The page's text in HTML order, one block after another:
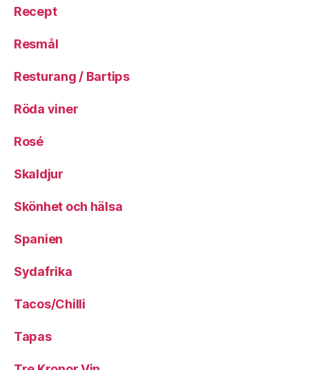
Recept
Resmål
Resturang / Bartips
Röda viner
Rosé
Skaldjur
Skönhet och hälsa
Spanien
Sydafrika
Tacos/Chilli
Tapas